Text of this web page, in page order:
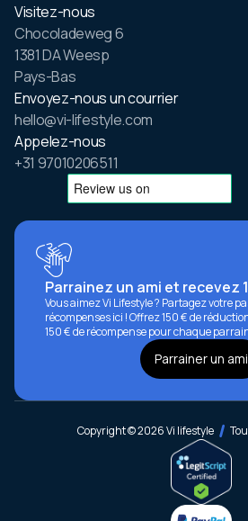
Visitez-nous
Chocoladeweg 6
1381 DA Weesp
Pays-Bas
Envoyez-nous un courrier
hello@vi-lifestyle.com
Appelez-nous
+31 97010206511
Parrainez un ami et recevez
Vous aimez Vi Lifestyle ? Partagez votre
récompenses ici ! Offrez 150 € de
150 € de récompense pour chaque
Parrainer un ami
Copyright © 2026 Vi lifestyle